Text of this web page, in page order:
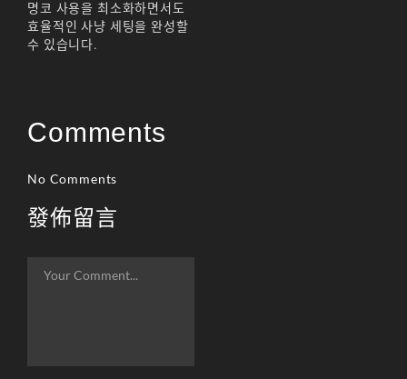
명코 사용을 최소화하면서도
효율적인 사냥 세팅을 완성할
수 있습니다.
Comments
No Comments
發佈留言